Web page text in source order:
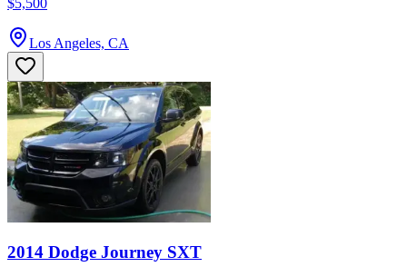
Los Angeles, CA
2014 Dodge Journey SXT